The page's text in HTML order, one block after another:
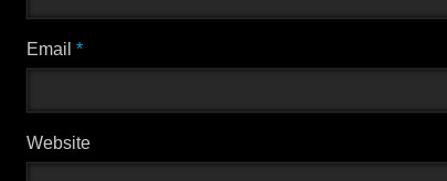
Email*
Website